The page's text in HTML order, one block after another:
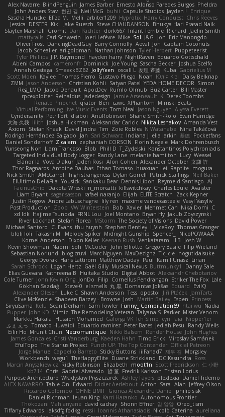
Alex Navarre BlindPenguin James Barber Ernesto Alonso Paredes Burgos Pheldra
John Anders Stav 현진 김 Neil McG buhii Capsule Studios Jayden !
Enrique
Sascha Huncke Elīza M. Melli arbiter1209 Hyprotix Harry Conquest Chris Reeves
Jessica DESTER Kiki Jake Ruesch Steve CHAUDANSON Bhukya Hari Prasad Naik
Slaytex Marshall Gromit Dan Pachter dork667 Infant Terrible Richard Jaelin Smith
mattyrails Carl Schwerin Joeri Lefévre Mike Sol J&G Jon Eric Manongdo
Oliver Frost DancingDeadGuy Barry Connolly Aeval Jon Captain Coconuts
Jacob Schealler ari-goldman Nathan Johnson Tyler Herbert Puppeteerist
Tyler Phillips J.P. Raymond hayden harry NightRaven Eduardo Gottschald
Abeni Campos cameronfr Dominick Joe Young Sascha Becker Joshua Scelfo
Annah Gestaga SmaackBZ62 JollyYeen oscall L 友理 斉藤 Kuba Gabrielius M
Scott Moen
Kaylee Thomas Pierro Gustavo Pliego Noah Юлія Кізі
Daisy Belknap
ZMM Jason Anderson Christian Kohli Satyan Patel YEDA HOME DECOR Simon
Reg_LMO
Jacob Denault ApocDev Rumlo Olmub Buz Carter Bill Master
rpcexploiter Reinaldus jadedesign Jamie Arseneault K Derek Toombs
Renato Pinochet qrator Ben cawc XPhantom Mimski Beats
Virtual Performing Live Music Events Tom Neal Jason Nguyen Alyssa Everett
Cyndersanity Petr Fořt disiboi AnuRobinson Shane Smith-Rojo Evan Harridge
大海 久我 lilith Joshua Hickman Aleksandar Caricic Nikita Leshakov Amanda Vest
Axiom
Stefan Knaak David Jindra Tim Zoie Robles N Watanabe Nina Takáčová
Rodrigo Hernández Salgado
Jan Sari Schwarz Indiana J ella larkin 基德 Pocketfans
Daniel Sonderhoff Zicalam zephaniah CORSON Florin Negele Mark Dohrenbusch
Yunseong Noh Liam Trancoso Blob Phill D T_Zydelski Konstantinos Polychroniadis
Targeted Individual Body Logger Randy Lane melanie hamilton Lucy Weasel
Elanor la Vova Diakur Jaden Rosi Alon Cohen Alexander October 文謙 許
Thor Ragnaros Antoine Daubas Ethan Tomaso huaxuan Lei Raptite mogura
Nick Smith AMcCarroll high strangeness Dylan Gorrell Patrick Stallings Neil Baker
ElUltimo DeLaFila Yousick Sankaku Bear Dennis Libon Reymeld Santiago AJ
FacinusChip
Dakota Wreski n_morcatti killswitchkay Charles Louie Avaister
Liam Bryant sagar sasson rafael naranjo Elijah ELITE Scratch
Zack Kepner
Justin Rogow Andre Labuschagne lily ren maxime vandecasteele Vasyl Vasyliv
Post Production Zbob VW Winterstein Bob Xavier Mehmet Can Nika Domi C
xd Idk Hajime Tsunoda FRNL Lou Joel Montano Bryan Hy Jakub Zbyszynski
River Lockhart Stefan Florea MStorm The Society of Visions David Power
Michael Santoro
C. Evans thu huynh Stephen Bentley I_ViceRoy Thomas Granger
bloli loli Takashi M. Melody Spiker Midnight Gunship Spencer_
NicoPOWAAA
Kornel Anderson
Dixon Keller Keenan Rush Venkataram LLB
Josh W.
Kevin Showman Naomi Soh McCoder John Elliotte Gregory Basile Filip Wieland
Sebastian Norlund
blog cruvi Marc Nguyen MaxDezignz Tic_cle nogutidaisuke
George Dvorak Haris Lattirom Matthew Daday Paul Kamil Uriasz Lirian
Sarah Schrock
Logan Hertz Gaël Gilly Musical Nexus Buttmunky1
Danny Sale
Elias Guevara Kathreena B Huitaka Studio Digital Abbot Aleksandr Chebotariov
Cole Turner John Kevin Ong JonDo Filip Cornellus Pendrahgon Striker The Fox Lale
Gökhan Sazdağı
Steve-0 el smells 丸 黒 Domantas Jokšas Eduard
EvilQ
Alexander Olesen Luke C Shawn Anderson Tess opostol Jiří Ptáček JamTarts
Clive McKenzie Shabeen Barzey - Browne Josh Martin Bailey Espen Princess
SiryuSama Kelu Sean Derham Sam Fowler Funny_ Compilation69 htai wu Nadia
Pupper John KD Mimic The Remodeling Veteran Talyana S Parker Mister Venom
Markku Hakala
Hussien Mohamed Gaforga VK Ich Simp cyril faia
Nipper1er
ふぇ えっ Tomato Huwaidi Eduardo ramirez Peter Bates Jediah Pesu
Randy Wells
Eilir Ho Mrunit Churi Necromantique Nikki Balsem Render House John Hughes
James Gonzales Cristi Vanderburg Kaeden Hahn Timo Erick Miroslav Šamánek
EfulTopo The Starius Project Punch UP: The Top Contender! Official Patreon
Jorge Manuel Cappello Barreto Sticky Buttons iiiFahad7 재우 김 Morgsley
Workbench wegu1 TheHappyElite Duane Strickland DC Kasundra Ross
Marcin Anyszkiewicz Ricky Robinson Elizabeth moot1n Scott Fredrickson 仁 小野
kb714 Chris Gabriel Alvarado 哲 董 Fredrik Karlsson Tristan Lorius
Purpose Architecture Władysław Pryszczarek Ashley Fayers plexlexia Daniel Tidemo
ALEX NAVARRO Table On Edward Didier Aerlebout Anton Sara Alan Jeffrey Olson
Riccardo Colombo OHNE LIMIT Gionea Alexandru Daniel philip sisk
Daniel Richman Ieuan King Karri Haranko Autonomous Frontier
Thokozani Mahlanyane david cachay Shonn Effner 얍 얍얍 Oreo_tism
Tiffany Edwards iaksdfg fodkg ressii Ioannis Athanasiadis Nicolò Caterina aureliana